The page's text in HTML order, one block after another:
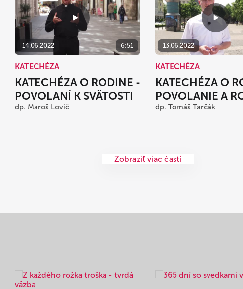
14.06.2022 6:51
KATECHÉZA
KATECHÉZA O RODINE -
POVOLANÍ K SVÄTOSTI
dp. Maroš Lovič
13.06.2022
KATECHÉZA
KATECHÉZA O
POVOLANIE A
dp. Tomáš Tarčák
Zobraziť viac častí